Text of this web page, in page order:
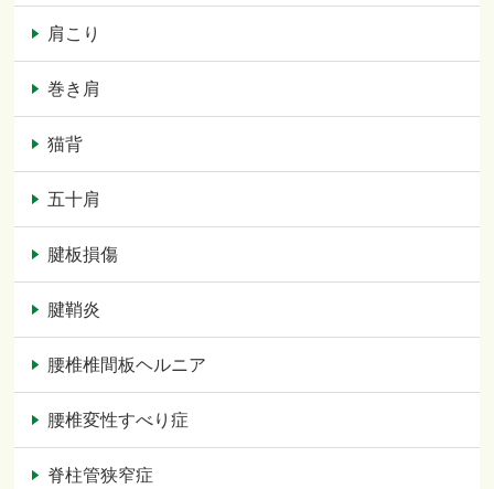
肩こり
巻き肩
猫背
五十肩
腱板損傷
腱鞘炎
腰椎椎間板ヘルニア
腰椎変性すべり症
脊柱管狭窄症